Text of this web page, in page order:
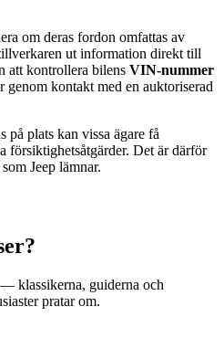
om deras fordon omfattas av
ut information direkt till
att kontrollera bilens VIN-nummer
kontakt med en auktoriserad
på plats kan vissa ägare få
försiktighetsåtgärder. Det är därför
Jeep lämnar.
klassikerna, guiderna och
pratar om.